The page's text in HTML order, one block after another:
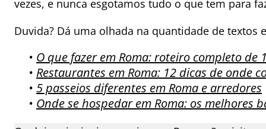
vezes, e nunca esgotamos tudo o que tem para
Duvida? Dá uma olhada na quantidade de textos
• O que fazer em Roma: roteiro completo de
• Restaurantes em Roma: 12 dicas de onde
• 5 passeios diferentes em Roma e arredores
• Onde se hospedar em Roma: os melhores